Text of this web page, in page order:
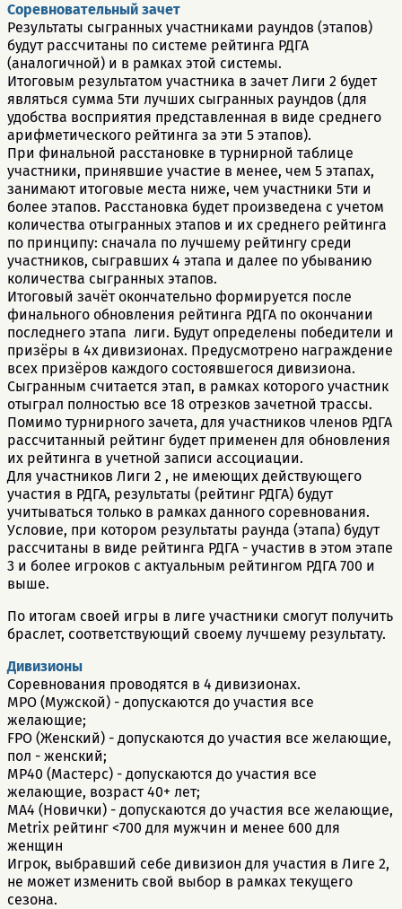
Соревновательный зачет
Результаты сыгранных участниками раундов (этапов)
будут рассчитаны по системе рейтинга РДГА
(аналогичной) и в рамках этой системы.
Итоговым результатом участника в зачет Лиги 2 будет
являться сумма 5ти лучших сыгранных раундов (для
удобства восприятия представленная в виде среднего
арифметического рейтинга за эти 5 этапов).
При финальной расстановке в турнирной таблице
участники, принявшие участие в менее, чем 5 этапах,
занимают итоговые места ниже, чем участники 5ти и
более этапов. Расстановка будет произведена с учетом
количества отыгранных этапов и их среднего рейтинга
по принципу: сначала по лучшему рейтингу среди
участников, сыгравших 4 этапа и далее по убыванию
количества сыгранных этапов.
Итоговый зачёт окончательно формируется после
финального обновления рейтинга РДГА по окончании
последнего этапа лиги. Будут определены победители и
призёры в 4х дивизионах. Предусмотрено награждение
всех призёров каждого состоявшегося дивизиона.
Сыгранным считается этап, в рамках которого участник
отыграл полностью все 18 отрезков зачетной трассы.
Помимо турнирного зачета, для участников членов РДГА
рассчитанный рейтинг будет применен для обновления
их рейтинга в учетной записи ассоциации.
Для участников Лиги 2 , не имеющих действующего
участия в РДГА, результаты (рейтинг РДГА) будут
учитываться только в рамках данного соревнования.
Условие, при котором результаты раунда (этапа) будут
рассчитаны в виде рейтинга РДГА - участив в этом этапе
3 и более игроков с актуальным рейтингом РДГА 700 и
выше.
По итогам своей игры в лиге участники смогут получить
браслет, соответствующий своему лучшему результату.
Дивизионы
Соревнования проводятся в 4 дивизионах.
MPO (Мужской) - допускаются до участия все
желающие;
FPO (Женский) - допускаются до участия все желающие,
пол - женский;
МP40 (Мастерс) - допускаются до участия все
желающие, возраст 40+ лет;
MA4 (Новички) - допускаются до участия все желающие,
Metrix рейтинг <700 для мужчин и менее 600 для
женщин
Игрок, выбравший себе дивизион для участия в Лиге 2,
не может изменить свой выбор в рамках текущего
сезона.